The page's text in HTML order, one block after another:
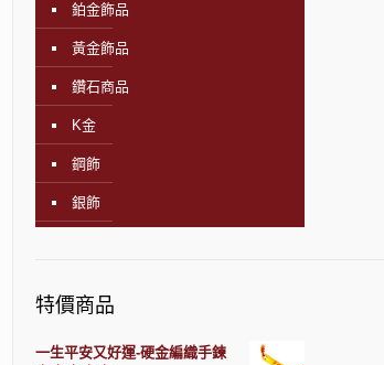
鉑金飾品
黃金飾品
鑽石商品
K金
鋼飾
銀飾
特價商品
一生平安又好運-硬金編織手鍊